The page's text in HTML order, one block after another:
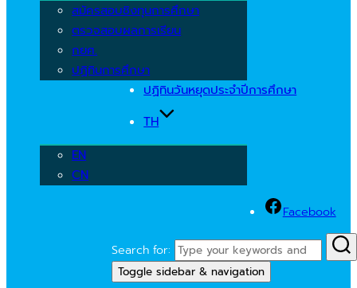
สมัครสอบชิงทุนการศึกษา
ตรวจสอบผลการเรียน
กยศ.
ปฏิทินการศึกษา
ปฏิทินวันหยุดประจำปีการศึกษา
TH
EN
CN
Facebook
Search for:
Toggle sidebar & navigation